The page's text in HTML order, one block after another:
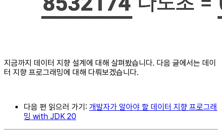
지금까지 데이터 지향 설계에 대해 살펴봤습니다. 다음 글에서는 데이
터 지향 프로그래밍에 대해 다뤄보겠습니다.
다음 편 읽으러 가기: 개발자가 알아야 할 데이터 지향 프로그래
밍 with JDK 20